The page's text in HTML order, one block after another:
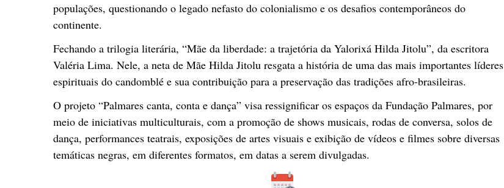
populações, questionando o legado nefasto do colonialismo e os desafios contemporâneos do
continente.
Fechando a trilogia literária, “Mãe da liberdade: a trajetória da Yalorixá Hilda Jitolu”, da escritora
Valéria Lima. Nele, a neta de Mãe Hilda Jitolu resgata a história de uma das mais importantes líderes
espirituais do candomblé e sua contribuição para a preservação das tradições afro-brasileiras.
O projeto “Palmares canta, conta e dança” visa ressignificar os espaços da Fundação Palmares, por
meio de iniciativas multiculturais, com a promoção de shows musicais, rodas de conversa, solos de
dança, performances teatrais, exposições de artes visuais e exibição de vídeos e filmes sobre diversas
temáticas negras, em diferentes formatos, em datas a serem divulgadas.